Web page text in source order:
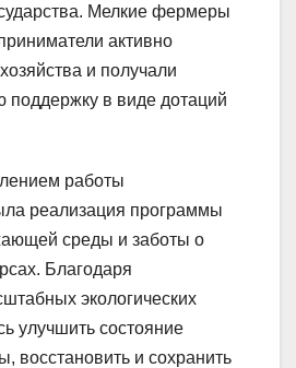
Мелкие фермеры
активно
и получали
поддержку в виде дотаций
работы
реализация программы
среды и заботы о
Благодаря
экологических
улучшить состояние
восстановить и сохранить